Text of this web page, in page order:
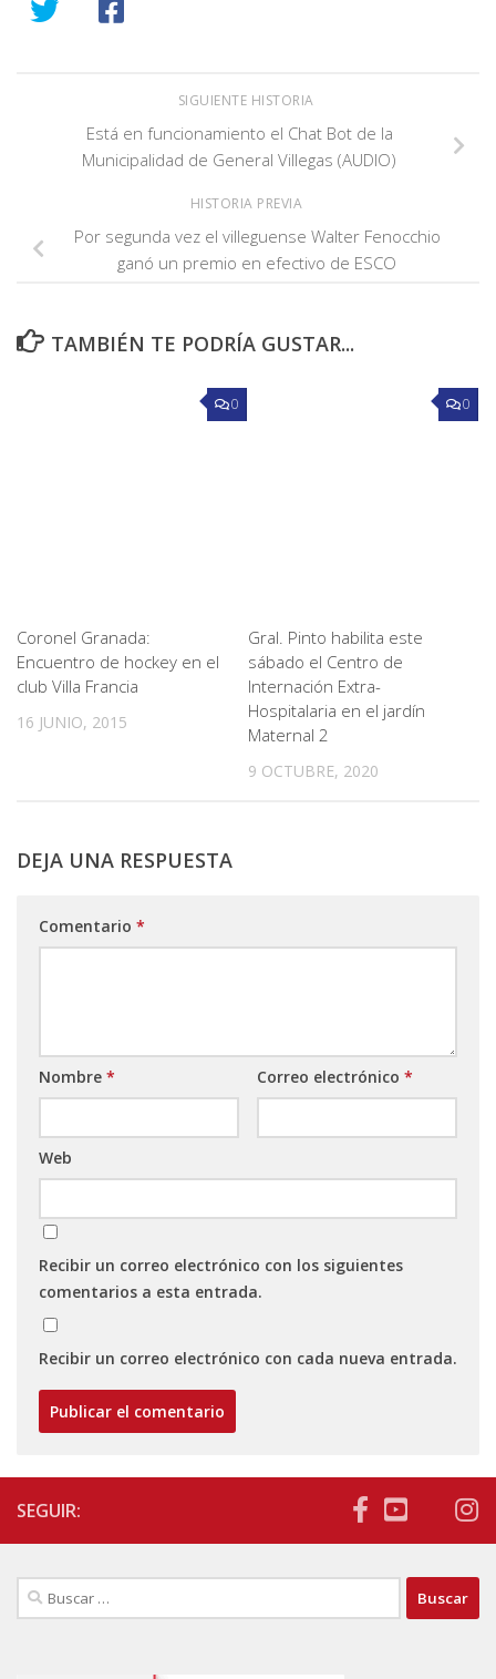
SIGUIENTE HISTORIA
Está en funcionamiento el Chat Bot de la
Municipalidad de General Villegas (AUDIO)
HISTORIA PREVIA
Por segunda vez el villeguense Walter Fenocchio
ganó un premio en efectivo de ESCO
TAMBIÉN TE PODRÍA GUSTAR...
0
Coronel Granada:
Encuentro de hockey en el
club Villa Francia
16 JUNIO, 2015
0
Gral. Pinto habilita este
sábado el Centro de
Internación Extra-
Hospitalaria en el jardín
Maternal 2
9 OCTUBRE, 2020
DEJA UNA RESPUESTA
Comentario *
Nombre * Correo electrónico *
Web
Recibir un correo electrónico con los siguientes
comentarios a esta entrada.
Recibir un correo electrónico con cada nueva entrada.
SEGUIR:
Buscar: